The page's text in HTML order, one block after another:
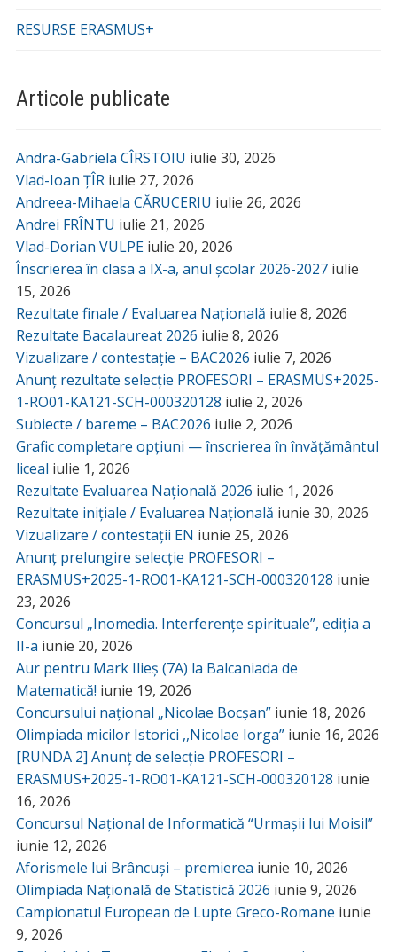
RESURSE ERASMUS+
Articole publicate
Andra-Gabriela CÎRSTOIU iulie 30, 2026
Vlad-Ioan ȚÎR iulie 27, 2026
Andreea-Mihaela CĂRUCERIU iulie 26, 2026
Andrei FRÎNTU iulie 21, 2026
Vlad-Dorian VULPE iulie 20, 2026
Înscrierea în clasa a IX-a, anul școlar 2026-2027 iulie
15, 2026
Rezultate finale / Evaluarea Națională iulie 8, 2026
Rezultate Bacalaureat 2026 iulie 8, 2026
Vizualizare / contestație – BAC2026 iulie 7, 2026
Anunț rezultate selecție PROFESORI – ERASMUS+2025-
1-RO01-KA121-SCH-000320128 iulie 2, 2026
Subiecte / bareme – BAC2026 iulie 2, 2026
Grafic completare opțiuni — înscrierea în învățământul
liceal iulie 1, 2026
Rezultate Evaluarea Națională 2026 iulie 1, 2026
Rezultate inițiale / Evaluarea Națională iunie 30, 2026
Vizualizare / contestații EN iunie 25, 2026
Anunț prelungire selecție PROFESORI –
ERASMUS+2025-1-RO01-KA121-SCH-000320128 iunie
23, 2026
Concursul „Inomedia. Interferențe spirituale”, ediția a
II-a iunie 20, 2026
Aur pentru Mark Ilieș (7A) la Balcaniada de
Matematică! iunie 19, 2026
Concursului național „Nicolae Bocșan” iunie 18, 2026
Olimpiada micilor Istorici ,,Nicolae Iorga” iunie 16, 2026
[RUNDA 2] Anunț de selecție PROFESORI –
ERASMUS+2025-1-RO01-KA121-SCH-000320128 iunie
16, 2026
Concursul Național de Informatică “Urmașii lui Moisil”
iunie 12, 2026
Aforismele lui Brâncuși – premierea iunie 10, 2026
Olimpiada Națională de Statistică 2026 iunie 9, 2026
Campionatul European de Lupte Greco-Romane iunie
9, 2026